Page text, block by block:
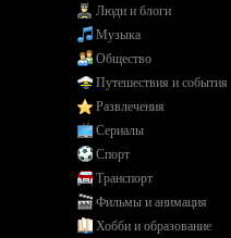
Люди и блоги
Музыка
Общество
Путешествия и события
Развлечения
Сериалы
Спорт
Транспорт
Фильмы и анимация
Хобби и образование